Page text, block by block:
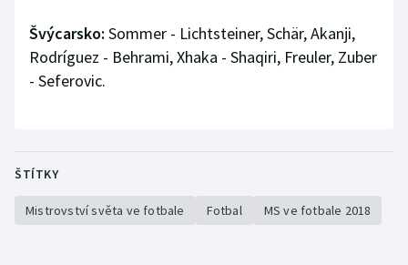
Švýcarsko: Sommer - Lichtsteiner, Schär, Akanji,
Rodríguez - Behrami, Xhaka - Shaqiri, Freuler, Zuber
- Seferovic.
ŠTÍTKY
Mistrovství světa ve fotbale Fotbal MS ve fotbale 2018